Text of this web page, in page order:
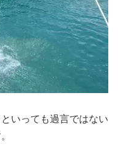
いっても過言ではない